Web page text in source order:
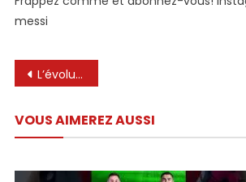
messi
Navigation
l’article
L’évolution tactique complète de Lionel Messi
VOUS AIMEREZ AUSSI